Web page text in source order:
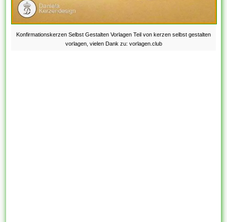
Konfirmationskerzen Selbst Gestalten Vorlagen Teil von kerzen selbst gestalten
vorlagen, vielen Dank zu: vorlagen.club